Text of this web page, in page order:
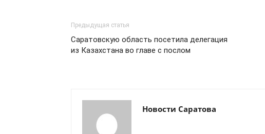
Предыдущая статья
Саратовскую область посетила делегация
из Казахстана во главе с послом
Новости Саратова